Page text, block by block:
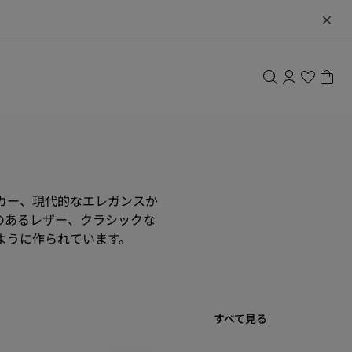
ー、現代的なエレガンスか
るレザー、クラシックな
に作られています。
すべて見る